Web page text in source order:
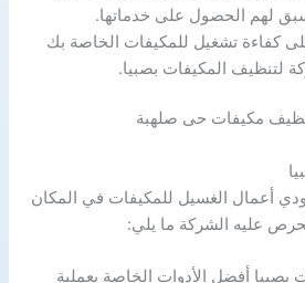
سبق لهم الحصول على خدماتها.
كفاءة تشغيل للمكيفات الخاصة بك
لتنظيف المكيفات بصبيا.
مكيفات حى صلهبة
أعمال الغسيل للمكيفات في المكان
عليه الشركة ما يلي:
أفضل الأدوات الخاصة بعملية